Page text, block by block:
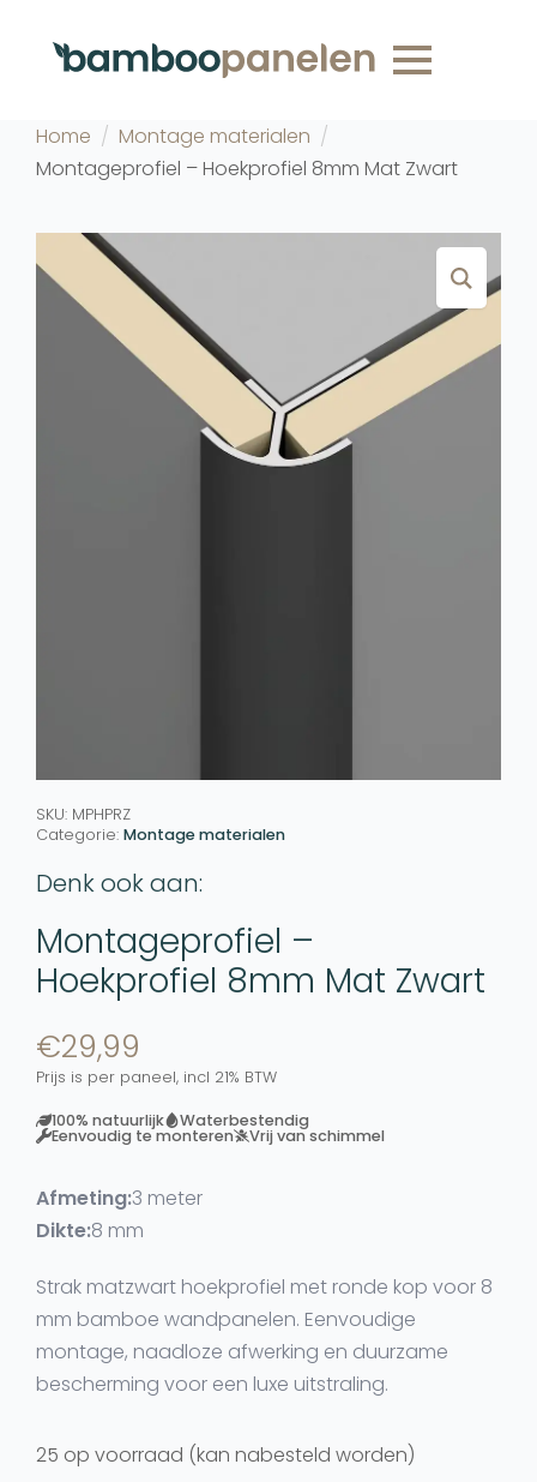
Home
Montage materialen
Montageprofiel – Hoekprofiel 8mm Mat Zwart
SKU: MPHPRZ
Categorie: Montage materialen
Denk ook aan:
Montageprofiel –
Hoekprofiel 8mm Mat Zwart
€29,99
Prijs is per paneel, incl 21% BTW
100% natuurlijk Waterbestendig
Eenvoudig te monteren Vrij van schimmel
Afmeting:3 meter
Dikte:8 mm
Strak matzwart hoekprofiel met ronde kop voor 8
mm bamboe wandpanelen. Eenvoudige
montage, naadloze afwerking en duurzame
bescherming voor een luxe uitstraling.
25 op voorraad (kan nabesteld worden)